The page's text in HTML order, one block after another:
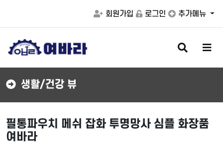
회원가입 로그인 추가메뉴
검
색
버
메
버
생활/건강 뷰
필통파우치 메쉬 잡화 투명망사 심플 화장품
여바라